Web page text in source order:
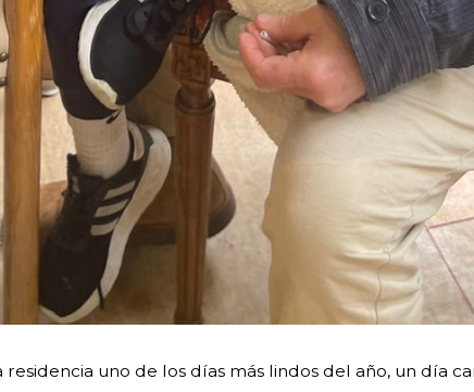
uno de los días más lindos del año, un día